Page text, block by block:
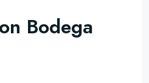
Bodega